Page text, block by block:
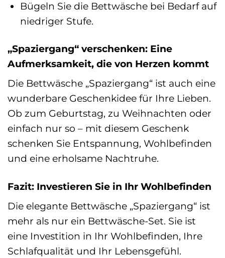
Bügeln Sie die Bettwäsche bei Bedarf auf
niedriger Stufe.
„Spaziergang“ verschenken: Eine
Aufmerksamkeit, die von Herzen kommt
Die Bettwäsche „Spaziergang“ ist auch eine
wunderbare Geschenkidee für Ihre Lieben.
Ob zum Geburtstag, zu Weihnachten oder
einfach nur so – mit diesem Geschenk
schenken Sie Entspannung, Wohlbefinden
und eine erholsame Nachtruhe.
Fazit: Investieren Sie in Ihr Wohlbefinden
Die elegante Bettwäsche „Spaziergang“ ist
mehr als nur ein Bettwäsche-Set. Sie ist
eine Investition in Ihr Wohlbefinden, Ihre
Schlafqualität und Ihr Lebensgefühl.